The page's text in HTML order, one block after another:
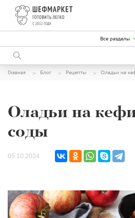
Все разделы
Главная Блог Рецепты Оладьи на
Оладьи на
соды
05.10.2024